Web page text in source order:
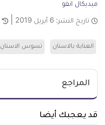
ميديكال انفو
تاريخ النشر: 6 أبريل 2019
العناية بالاسنان تسوس الاسنان
المراجع
قد يعجبك أيضا